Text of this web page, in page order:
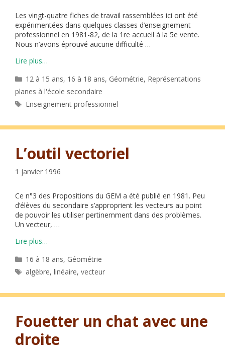
Les vingt-quatre fiches de travail rassemblées ici ont été
expérimentées dans quelques classes d’enseignement
professionnel en 1981-82, de la 1re accueil à la 5e vente.
Nous n’avons éprouvé aucune difficulté …
Lire plus…
Catégories
12 à 15 ans, 16 à 18 ans, Géométrie, Représentations
planes à l'école secondaire
Étiquettes
Enseignement professionnel
L’outil vectoriel
1 janvier 1996
Ce n°3 des Propositions du GEM a été publié en 1981. Peu
d’élèves du secondaire s’approprient les vecteurs au point
de pouvoir les utiliser pertinemment dans des problèmes.
Un vecteur, …
Lire plus…
Catégories
16 à 18 ans, Géométrie
Étiquettes
algèbre,linéaire,vecteur
Fouetter un chat avec une
droite